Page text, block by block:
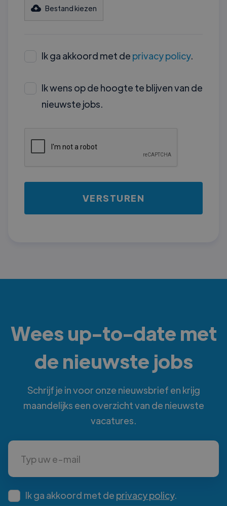
Bestand kiezen
Ik ga akkoord met de privacy policy.
Ik wens op de hoogte te blijven van de
nieuwste jobs.
Wees up-to-date met
de nieuwste jobs
Schrijf je in voor onze nieuwsbrief en krijg
maandelijks een overzicht van de nieuwste
vacatures.
Ik ga akkoord met de privacy policy.